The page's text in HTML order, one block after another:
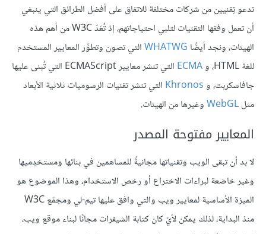
تدعو تِقنيين من شركات مختلفة للاتفاق على أفضل الطرائق التي ينبغي
أن تعمل وفقها التقنيات لتلبي احتياجاتهم، إذ تُعَدّ W3C من أهم هذه
الهيئات، ونجد أيضًا WHATWGالتي تصون وتطوِّر المعايير المستخدم
للغة HTML، و
ECMA
التي تنشر معايير ECMAScript التي تُبنى عليها
جافاسكربت، وKhronos التي تنشر تقنيات الرسوميات ثلاثية الأبعاد
مثلWebGLوغيرها من الهيئات.
المعايير مفتوحة المصدر
لا بد أن تبقى الويب وتقنياتها مجانيةً للمساهمين في بنائها ومستخدِميها
وغير خاضعة لبراءات الاختراع أو رخص الاستخدام، وهذا الموضوع هو
الميزة الأساسية لمعايير ويب والتي وافق عليها تيم-لي ومجمّع W3C
منذ البداية، لذلك يمكن لأيّ كان كتابة الشيفرات مجانًا لبناء موقع ويب،